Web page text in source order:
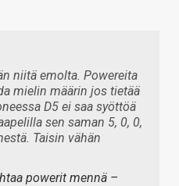
niitä emolta. Powereita
mielin määrin jos tietää
D5 ei saa syöttöä
sen saman 5, 0, 0,
Taisin vähän
powerit mennä –